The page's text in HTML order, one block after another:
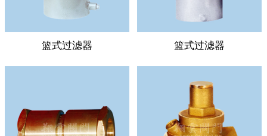
篮式过滤器 篮式过滤器